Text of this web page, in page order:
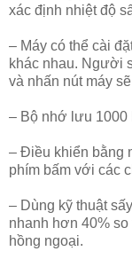
xác định nhiệt độ
– Máy có thể cài
khác nhau. Người
và nhấn nút máy
– Bộ nhớ lưu 1000
– Điều khiển bằng
phím bấm với các
– Dùng kỹ thuật
nhanh hơn 40%
hồng ngoại.